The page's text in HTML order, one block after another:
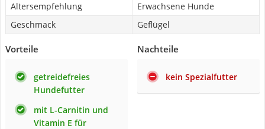
Altersempfehlung
Erwachsene Hunde
Geschmack
Geflügel
Vorteile
getreidefreies
Hundefutter
mit L-Carnitin und
Vitamin E für
Nachteile
kein Spezialfutter